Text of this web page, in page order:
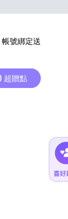
帳號綁定送
超贈點